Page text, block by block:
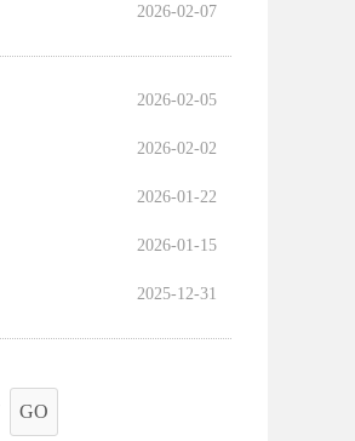
2026-02-07
2026-02-05
2026-02-02
2026-01-22
2026-01-15
2025-12-31
GO